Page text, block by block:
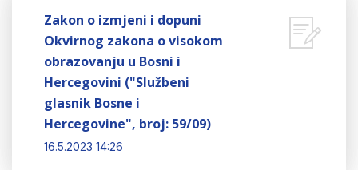
Zakon o izmjeni i dopuni
Okvirnog zakona o visokom
obrazovanju u Bosni i
Hercegovini ("Službeni
glasnik Bosne i
Hercegovine", broj: 59/09)
16.5.2023 14:26